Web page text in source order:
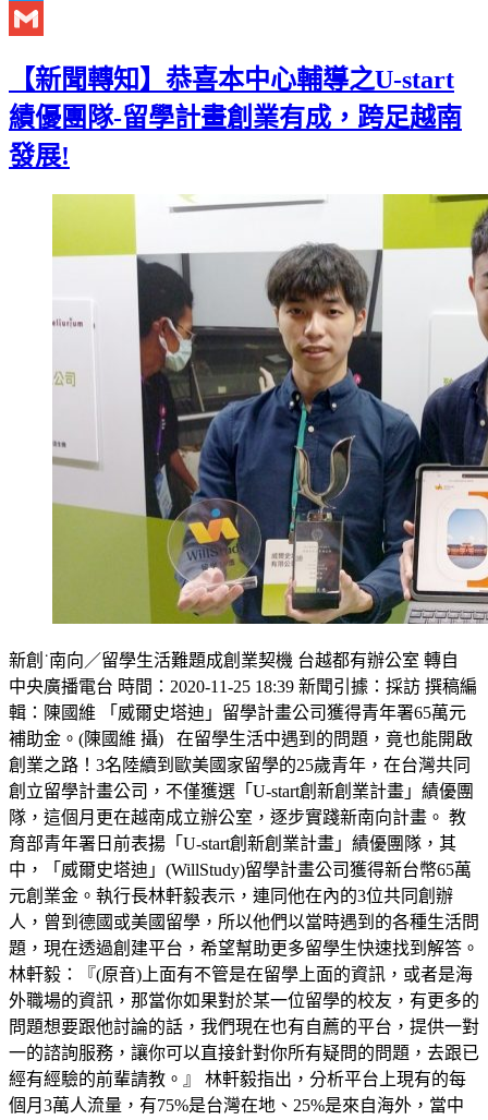
Twitter
【新聞轉知】恭喜本中心輔導之U-start
績優團隊-留學計畫創業有成，跨足越南
發展!
新創˙南向／留學生活難題成創業契機 台越都有辦公室 轉自
中央廣播電台 時間：2020-11-25 18:39 新聞引據：採訪 撰稿編
輯：陳國維 「威爾史塔迪」留學計畫公司獲得青年署65萬元
補助金。(陳國維 攝) 在留學生活中遇到的問題，竟也能開啟
創業之路！3名陸續到歐美國家留學的25歲青年，在台灣共同
創立留學計畫公司，不僅獲選「U-start創新創業計畫」績優團
隊，這個月更在越南成立辦公室，逐步實踐新南向計畫。 教
育部青年署日前表揚「U-start創新創業計畫」績優團隊，其
中，「威爾史塔迪」(WillStudy)留學計畫公司獲得新台幣65萬
元創業金。執行長林軒毅表示，連同他在內的3位共同創辦
人，曾到德國或美國留學，所以他們以當時遇到的各種生活問
題，現在透過創建平台，希望幫助更多留學生快速找到解答。
林軒毅：『(原音)上面有不管是在留學上面的資訊，或者是海
外職場的資訊，那當你如果對於某一位留學的校友，有更多的
問題想要跟他討論的話，我們現在也有自薦的平台，提供一對
一的諮詢服務，讓你可以直接針對你所有疑問的問題，去跟已
經有經驗的前輩請教。』 林軒毅指出，分析平台上現有的每
個月3萬人流量，有75%是台灣在地、25%是來自海外，當中